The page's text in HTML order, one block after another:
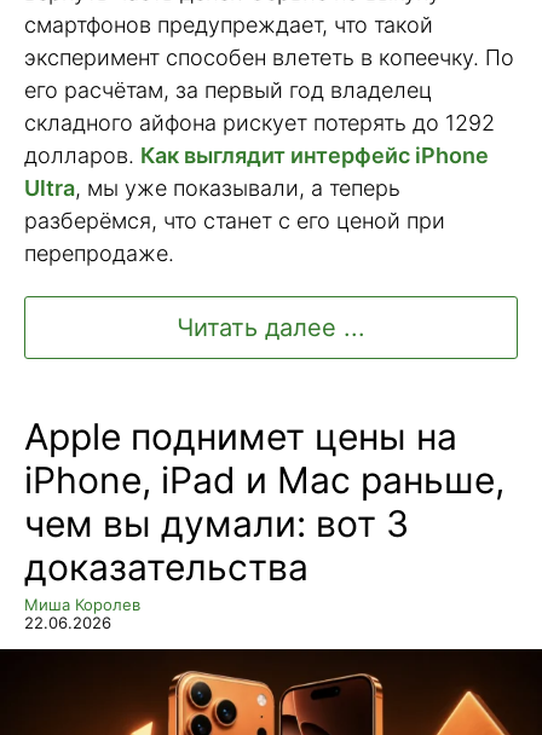
смартфонов предупреждает, что такой
эксперимент способен влететь в копеечку. По
его расчётам, за первый год владелец
складного айфона рискует потерять до 1292
долларов. Как выглядит интерфейс iPhone
Ultra, мы уже показывали, а теперь
разберёмся, что станет с его ценой при
перепродаже.
Читать далее ...
Apple поднимет цены на
iPhone, iPad и Mac раньше,
чем вы думали: вот 3
доказательства
Миша Королев
22.06.2026